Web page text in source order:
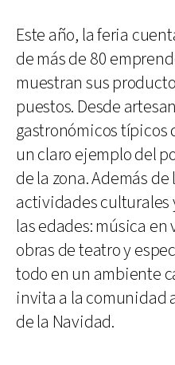
Este año, la feria
de más de 80
muestran sus
puestos. Desde
gastronómicos típicos
un claro ejemplo del
de la zona. Además
actividades culturales
las edades: música
obras de teatro y
todo en un ambiente
invita a la comunidad
de la Navidad.